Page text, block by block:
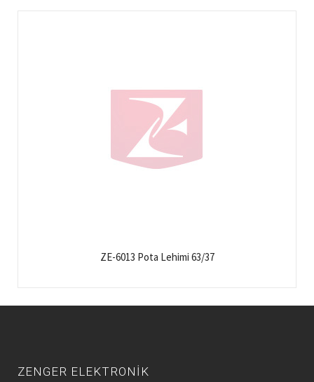
ZE-6013 Pota Lehimi 63/37
ZENGER ELEKTRONİK